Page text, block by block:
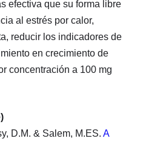
efectiva que su forma libre
al estrés por calor,
reducir los indicadores de
en crecimiento de
concentración a 100 mg
D.M. & Salem, M.ES. A